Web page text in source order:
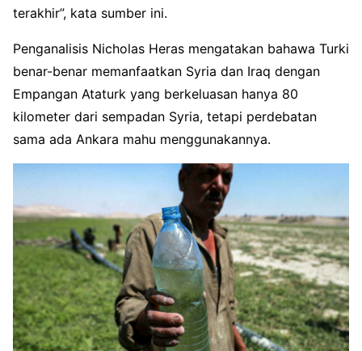
terakhir”, kata sumber ini.
Penganalisis Nicholas Heras mengatakan bahawa Turki
benar-benar memanfaatkan Syria dan Iraq dengan
Empangan Ataturk yang berkeluasan hanya 80
kilometer dari sempadan Syria, tetapi perdebatan
sama ada Ankara mahu menggunakannya.